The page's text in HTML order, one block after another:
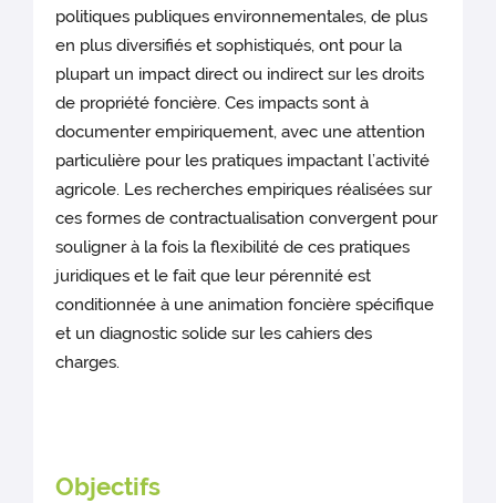
politiques publiques environnementales, de plus
en plus diversifiés et sophistiqués, ont pour la
plupart un impact direct ou indirect sur les droits
de propriété foncière. Ces impacts sont à
documenter empiriquement, avec une attention
particulière pour les pratiques impactant l’activité
agricole. Les recherches empiriques réalisées sur
ces formes de contractualisation convergent pour
souligner à la fois la flexibilité de ces pratiques
juridiques et le fait que leur pérennité est
conditionnée à une animation foncière spécifique
et un diagnostic solide sur les cahiers des
charges.
Objectifs